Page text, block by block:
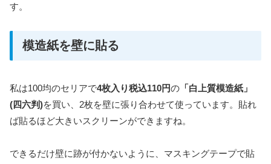
す。
模造紙を壁に貼る
私は100均のセリアで4枚入り税込110円の 「白上質模造紙」
(四六判)を買い、2枚を壁に張り合わせて使っています。貼れ
ば貼るほど大きいスクリーンができますね。
できるだけ壁に跡が付かないように、マスキングテープで貼